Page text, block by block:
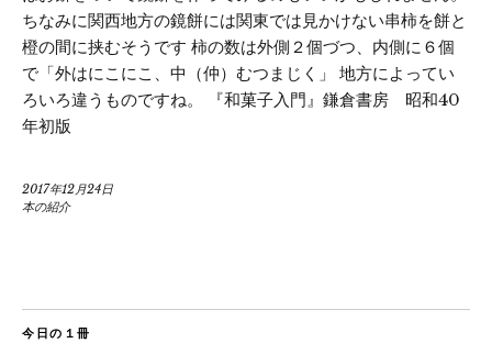
ちなみに関西地方の鏡餅には関東では見かけない串柿を餅と
橙の間に挟むそうです 柿の数は外側２個づつ、内側に６個
で「外はにこにこ、中（仲）むつまじく」 地方によってい
ろいろ違うものですね。 『和菓子入門』鎌倉書房 昭和40
年初版
2017年12月24日
本の紹介
今日の１冊